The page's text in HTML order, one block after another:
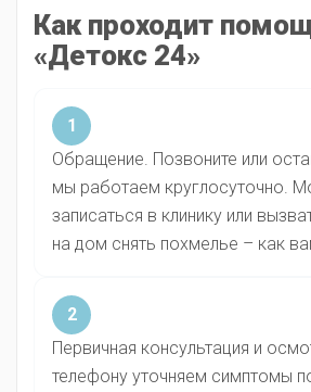
Как проходит
«Детокс 24»
1
Обращение. Позвоните или
мы работаем круглосуточно.
записаться в клинику или
на дом снять похмелье – как
2
Первичная консультация и
телефону уточняем симптомы